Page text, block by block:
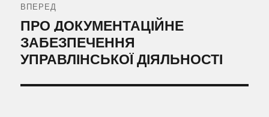
ВПЕРЕД
Наступний
запис:
ПРО ДОКУМЕНТАЦІЙНЕ
ЗАБЕЗПЕЧЕННЯ
УПРАВЛІНСЬКОЇ ДІЯЛЬНОСТІ